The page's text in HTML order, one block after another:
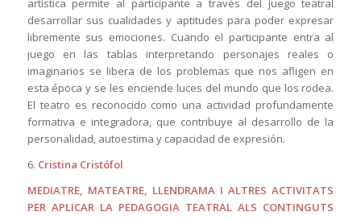
artística permite al participante a través del juego teatral
desarrollar sus cualidades y aptitudes para poder expresar
libremente sus emociones. Cuando el participante entra al
juego en las tablas interpretando personajes reales o
imaginarios se libera de los problemas que nos afligen en
esta época y se les enciende luces del mundo que los rodea.
El teatro es reconocido como una actividad profundamente
formativa e integradora, que contribuye al desarrollo de la
personalidad, autoestima y capacidad de expresión.
6. Cristina Cristófol
MEDIATRE, MATEATRE, LLENDRAMA I ALTRES ACTIVITATS
PER APLICAR LA PEDAGOGIA TEATRAL ALS CONTINGUTS